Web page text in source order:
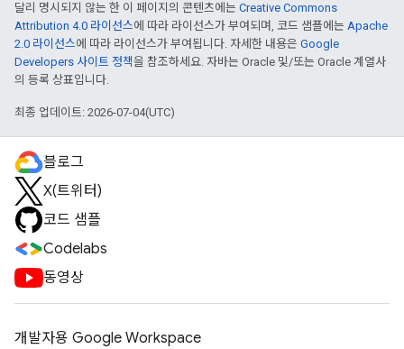
달리 명시되지 않는 한 이 페이지의 콘텐츠에는 Creative Commons
Attribution 4.0 라이선스에 따라 라이선스가 부여되며, 코드 샘플에는 Apache
2.0 라이선스에 따라 라이선스가 부여됩니다. 자세한 내용은 Google
Developers 사이트 정책을 참조하세요. 자바는 Oracle 및/또는 Oracle 계열사
의 등록 상표입니다.
최종 업데이트: 2026-07-04(UTC)
블로그
X(트위터)
코드 샘플
Codelabs
동영상
개발자용 Google Workspace